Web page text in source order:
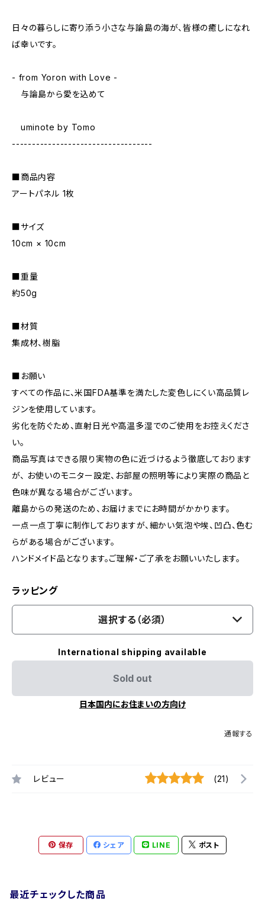
日々の暮らしに寄り添う小さな与論島の海が、皆様の癒しになれ
ば幸いです。
- from Yoron with Love -
与論島から愛を込めて
uminote by Tomo
-----------------------------------
■商品内容
アートパネル 1枚
■サイズ
10cm × 10cm
■重量
約50g
■材質
集成材、樹脂
■お願い
すべての作品に、米国FDA基準を満たした変色しにくい高品質レ
ジンを使用しています。
劣化を防ぐため、直射日光や高温多湿でのご使用をお控えくださ
い。
商品写真はできる限り実物の色に近づけるよう徹底しております
が、 お使いのモニター設定、お部屋の照明等により実際の商品と
色味が異なる場合がございます。
離島からの発送のため、お届けまでにお時間がかかります。
一点一点丁寧に制作しておりますが、細かい気泡や埃、凹凸、色む
らがある場合がございます。
ハンドメイド品となります。ご理解・ご了承をお願いいたします。
ラッピング
選択する（必須）
International shipping available
Sold out
日本国内にお住まいの方向け
通報する
レビュー (21)
保存 シェア LINE ポスト
最近チェックした商品